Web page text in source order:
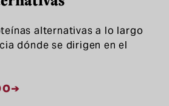
alternativas a lo largo
dónde se dirigen en el